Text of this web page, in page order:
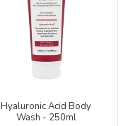
Hyaluronic Acid Body
Wash - 250ml